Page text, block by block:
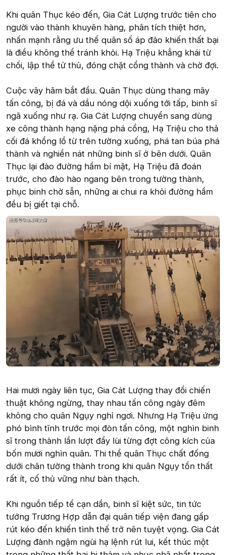
Khi quân Thục kéo đến, Gia Cát Lượng trước tiên cho
người vào thành khuyên hàng, phân tích thiệt hơn,
nhấn mạnh rằng ưu thế quân số áp đảo khiến thất bại
là điều không thể tránh khỏi. Hạ Triệu khẳng khái từ
chối, lập thề tử thủ, đóng chặt cổng thành và chờ đợi.
Cuộc vây hãm bắt đầu. Quân Thục dùng thang mây
tấn công, bị đá và dầu nóng dội xuống tới tấp, binh sĩ
ngã xuống như rạ. Gia Cát Lượng chuyển sang dùng
xe công thành hạng nặng phá cổng, Hạ Triệu cho thả
cối đá khổng lồ từ trên tường xuống, phá tan búa phá
thành và nghiền nát những binh sĩ ở bên dưới. Quân
Thục lại đào đường hầm bí mật, Hạ Triệu đã đoán
trước, cho đào hào ngang bên trong tường thành,
phục binh chờ sẵn, những ai chui ra khỏi đường hầm
đều bị giết tại chỗ.
Hai mươi ngày liên tục, Gia Cát Lượng thay đổi chiến
thuật không ngừng, thay nhau tấn công ngày đêm
không cho quân Ngụy nghỉ ngơi. Nhưng Hạ Triệu ứng
phó bình tĩnh trước mọi đòn tấn công, một nghìn binh
sĩ trong thành lần lượt đẩy lùi từng đợt công kích của
bốn mươi nghìn quân. Thi thể quân Thục chất đống
dưới chân tường thành trong khi quân Ngụy tổn thất
rất ít, cố thủ vững như bàn thạch.
Khi nguồn tiếp tế cạn dần, binh sĩ kiệt sức, tin tức
tướng Trương Hợp dẫn đại quân tiếp viện đang gấp
rút kéo đến khiến tình thế trở nên tuyệt vọng. Gia Cát
Lượng đành ngậm ngùi hạ lệnh rút lui, kết thúc một